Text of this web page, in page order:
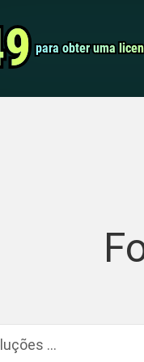
para obter uma
para obter uma